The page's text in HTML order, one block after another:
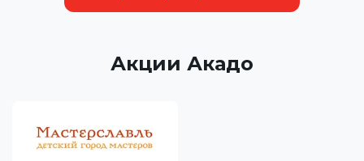
Акции Акадо